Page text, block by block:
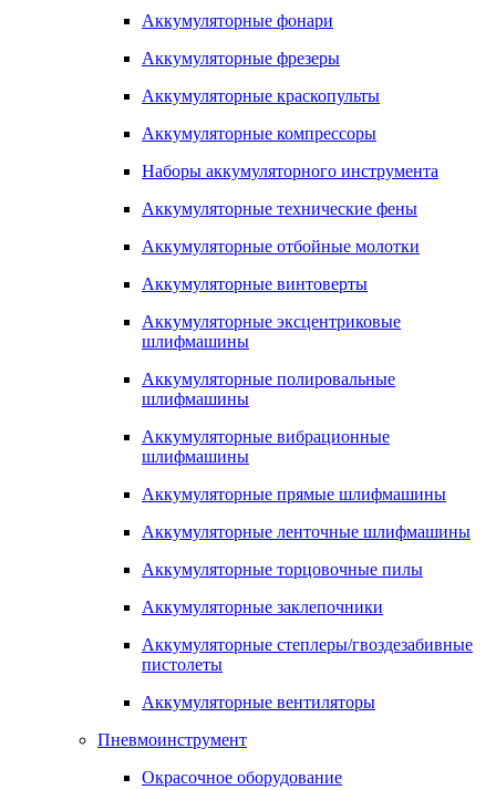
Аккумуляторные фонари
Аккумуляторные фрезеры
Аккумуляторные краскопульты
Аккумуляторные компрессоры
Наборы аккумуляторного инструмента
Аккумуляторные технические фены
Аккумуляторные отбойные молотки
Аккумуляторные винтоверты
Аккумуляторные эксцентриковые
шлифмашины
Аккумуляторные полировальные
шлифмашины
Аккумуляторные вибрационные
шлифмашины
Аккумуляторные прямые шлифмашины
Аккумуляторные ленточные шлифмашины
Аккумуляторные торцовочные пилы
Аккумуляторные заклепочники
Аккумуляторные степлеры/гвоздезабивные
пистолеты
Аккумуляторные вентиляторы
Пневмоинструмент
Окрасочное оборудование